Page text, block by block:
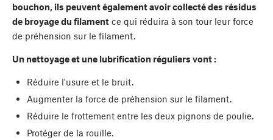
bouchon, ils peuvent également avoir collecté des résidus
de broyage du filament ce qui réduira à son tour leur force
de préhension sur le filament.
Un nettoyage et une lubrification réguliers vont :
Réduire l'usure et le bruit.
Augmenter la force de préhension sur le filament.
Réduire le frottement entre les deux pignons de poulie.
Protéger de la rouille.